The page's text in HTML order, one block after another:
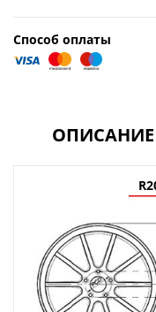
Способ оплаты
ОПИСАНИЕ